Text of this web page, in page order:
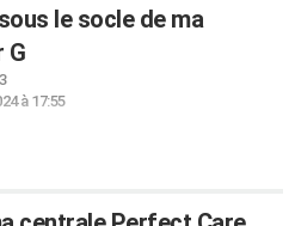
le socle de ma
G
à 17:55